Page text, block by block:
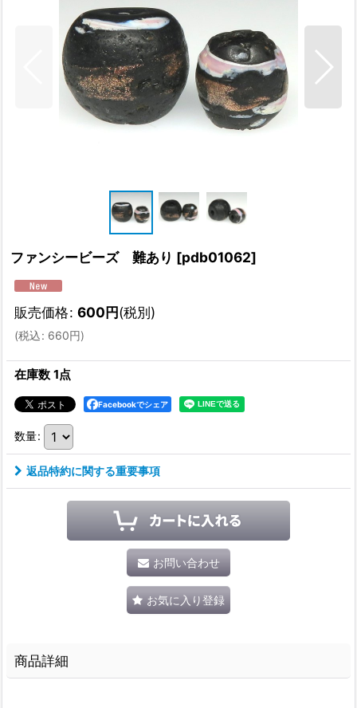
ファンシービーズ 難あり [pdb01062]
販売価格: 600円(税別)
(税込: 660円)
在庫数 1点
Facebookでシェア
数量:
返品特約に関する重要事項
お問い合わせ
お気に入り登録
商品詳細